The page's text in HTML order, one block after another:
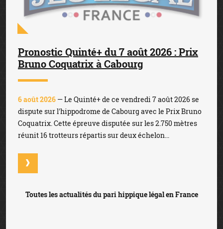
Pronostic Quinté+ du 7 août 2026 : Prix
Bruno Coquatrix à Cabourg
6 août 2026 — Le Quinté+ de ce vendredi 7 août 2026 se
dispute sur l'hippodrome de Cabourg avec le Prix Bruno
Coquatrix. Cette épreuve disputée sur les 2.750 mètres
réunit 16 trotteurs répartis sur deux échelon...
Toutes les actualités du pari hippique légal en France